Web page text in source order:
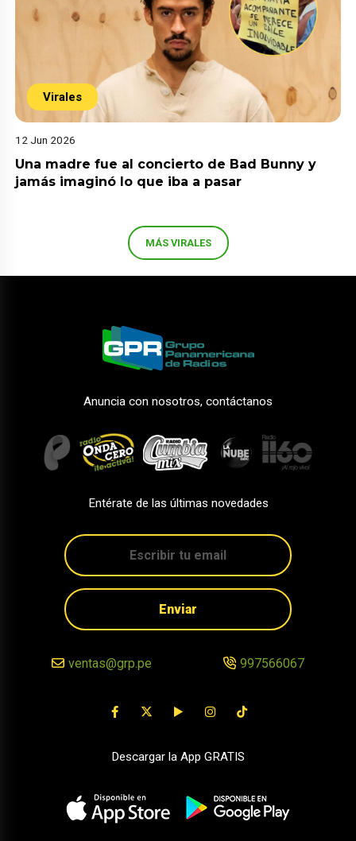
Virales
12 Jun 2026
Una madre fue al concierto de Bad Bunny y
jamás imaginó lo que iba a pasar
MÁS VIRALES
Anuncia con nosotros, contáctanos
Entérate de las últimas novedades
Enviar
ventas@grp.pe 997566067
Descargar la App GRATIS